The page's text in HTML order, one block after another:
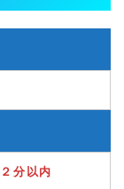
２分以内